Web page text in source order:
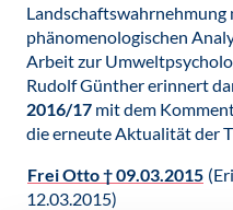
Landschaftswahrnehmung
phänomenologischen
Arbeit zur
Rudolf Günther erinnert
2016/17 mit dem
die erneute Aktualität der
Frei Otto † 09.03.2015
12.03.2015)